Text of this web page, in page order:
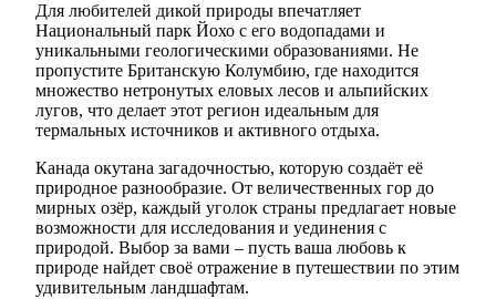
Для любителей дикой природы впечатляет
Национальный парк Йохо с его водопадами и
уникальными геологическими образованиями. Не
пропустите Британскую Колумбию, где находится
множество нетронутых еловых лесов и альпийских
лугов, что делает этот регион идеальным для
термальных источников и активного отдыха.
Канада окутана загадочностью, которую создаёт её
природное разнообразие. От величественных гор до
мирных озёр, каждый уголок страны предлагает новые
возможности для исследования и уединения с
природой. Выбор за вами – пусть ваша любовь к
природе найдет своё отражение в путешествии по этим
удивительным ландшафтам.